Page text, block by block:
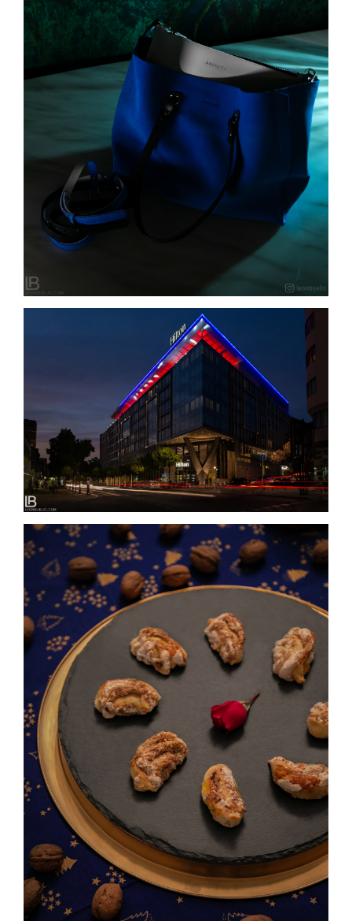
ANUSKHA – NEW BAG COLLETION – Torbe
HILTON BELGRADE / HOTELS & RESORTS
SLASTIČARNA SLATKI SNOVI – BANJA LUKA